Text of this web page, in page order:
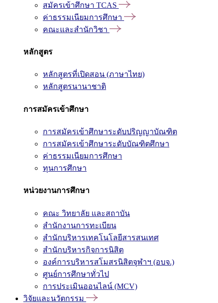
สมัครเข้าศึกษา TCAS
ค่าธรรมเนียมการศึกษา
คณะและสำนักวิชา
หลักสูตร
หลักสูตรที่เปิดสอน (ภาษาไทย)
หลักสูตรนานาชาติ
การสมัครเข้าศึกษา
การสมัครเข้าศึกษาระดับปริญญาบัณฑิต
การสมัครเข้าศึกษาระดับบัณฑิตศึกษา
ค่าธรรมเนียมการศึกษา
ทุนการศึกษา
หน่วยงานการศึกษา
คณะ วิทยาลัย และสถาบัน
สำนักงานการทะเบียน
สำนักบริหารเทคโนโลยีสารสนเทศ
สำนักบริหารกิจการนิสิต
องค์การบริหารสโมสรนิสิตจุฬาฯ (อบจ.)
ศูนย์การศึกษาทั่วไป
การประเมินออนไลน์ (MCV)
วิจัยและนวัตกรรม